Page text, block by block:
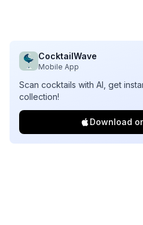
CocktailWave
Mobile App
Scan cocktails with AI, get
collection!
Download